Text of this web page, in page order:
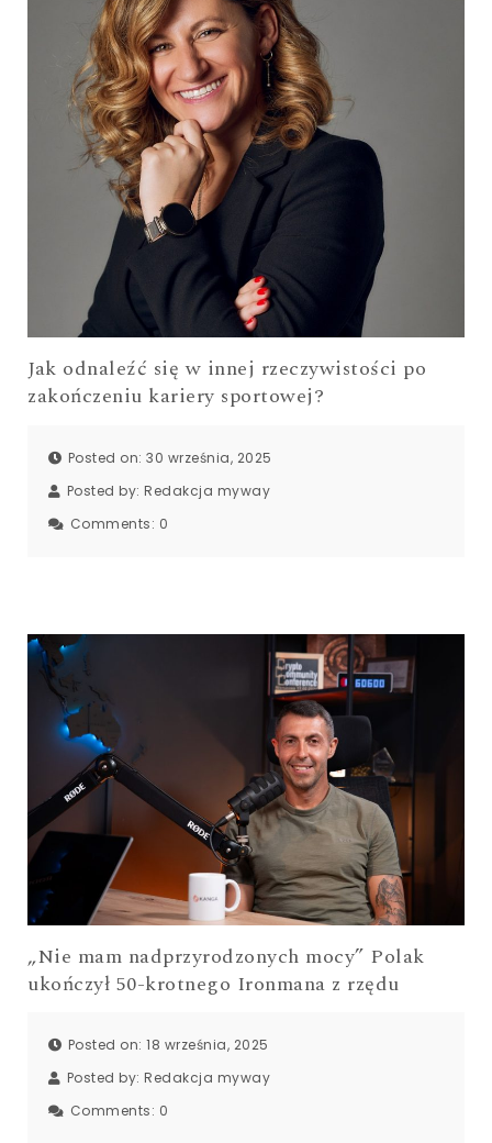
Jak odnaleźć się w innej rzeczywistości po
zakończeniu kariery sportowej?
Posted on: 30 września, 2025
Posted by: Redakcja myway
Comments: 0
„Nie mam nadprzyrodzonych mocy” Polak
ukończył 50-krotnego Ironmana z rzędu
Posted on: 18 września, 2025
Posted by: Redakcja myway
Comments: 0